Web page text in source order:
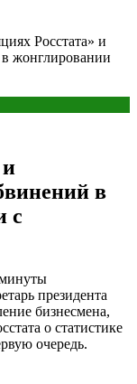
Росстата» и
жонглировании
в
с
президента
бизнесмена,
о статистике
очередь.